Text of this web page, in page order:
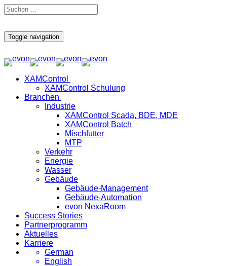
Toggle navigation
XAMControl
XAMControl Schulung
Branchen
Industrie
XAMControl Scada, BDE, MDE
XAMControl Batch
Mischfutter
MTP
Verkehr
Energie
Wasser
Gebäude
Gebäude-Management
Gebäude-Automation
evon NexaRoom
Success Stories
Partnerprogramm
Aktuelles
Karriere
German
English